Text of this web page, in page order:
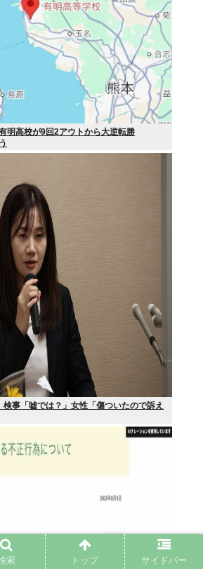
明高校が9回2アウトから大逆転勝
事「嘘では？」女性「傷ついたので訴え
索 トップ サイドバー